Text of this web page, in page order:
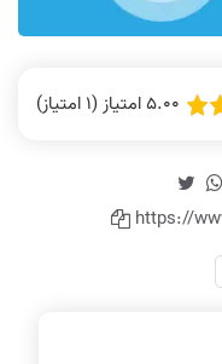
5.00 امتیاز (1 امتیاز)
https://